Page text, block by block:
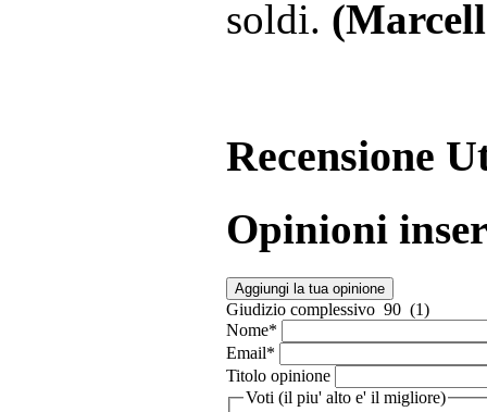
soldi.
Recensione
Opinioni
Aggiungi la tua opinione
Giudizio complessivo 90 (1)
Nome*
Email*
Titolo opinione
Voti (il piu' alto e' il migliore)